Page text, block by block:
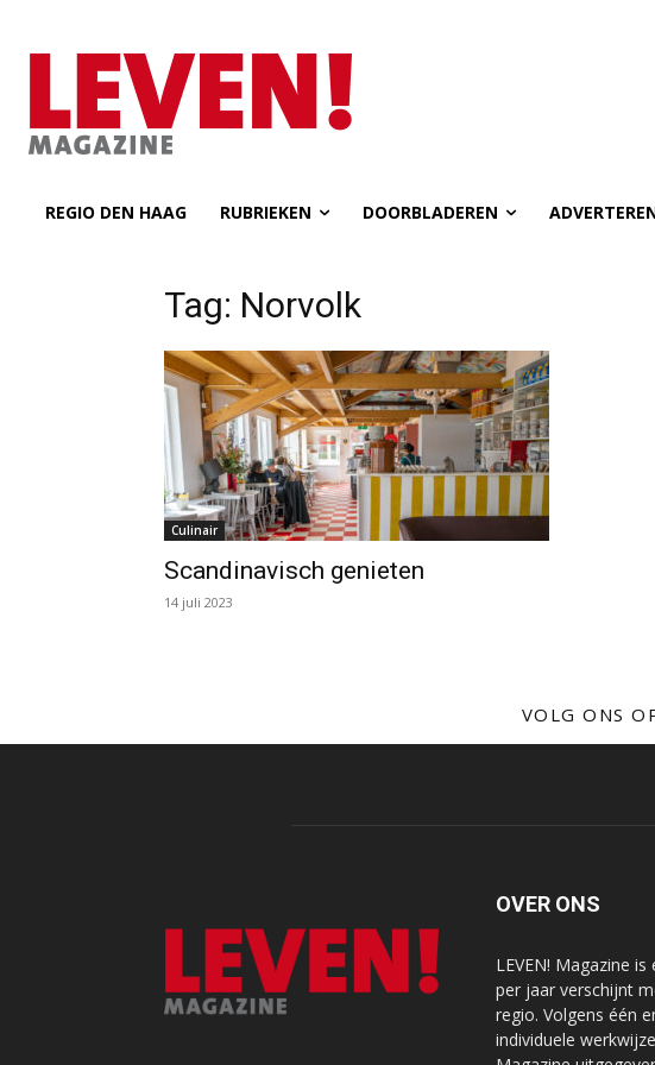
REGIO DEN HAAG RUBRIEKEN DOORBLADEREN
Tag: Norvolk
Culinair
Scandinavisch genieten
14 juli 2023
VOLG ONS
OVER ONS
LEVEN! Magazine
per jaar verschijnt
regio. Volgens één
individuele